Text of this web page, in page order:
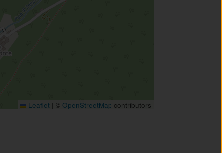
Leaflet | © OpenStreetMap contributors